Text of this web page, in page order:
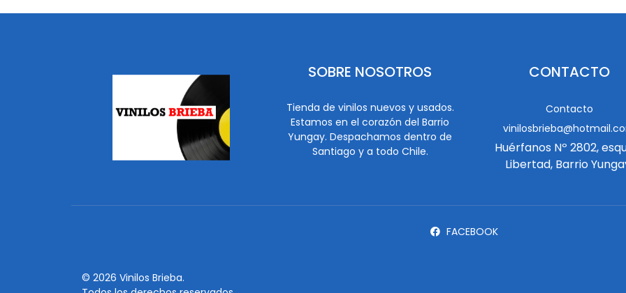
SOBRE NOSOTROS
Tienda de vinilos nuevos y usados.
Estamos en el corazón del Barrio
Yungay. Despachamos dentro de
Santiago y a todo Chile.
CONTACTO
Contacto
Huérfanos Nº 2802,
Libertad, Barrio
FACEBOOK
© 2026 Vinilos Brieba.